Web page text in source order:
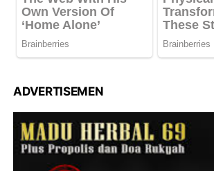
ADVERTISEMEN